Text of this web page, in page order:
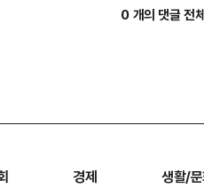
0 개의 댓글 전
경제 생활/